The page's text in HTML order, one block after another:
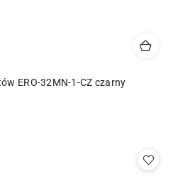
ERO-32MN-1-CZ czarny